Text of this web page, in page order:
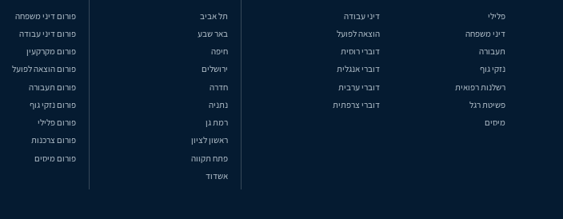
פלילי
דיני עבודה
דיני משפחה
הוצאה לפועל
תעבורה
דוברי רוסית
נזקי גוף
דוברי אנגלית
רשלנות רפואית
דוברי ערבית
פשיטת רגל
דוברי צרפתית
מיסים
תל אביב
באר שבע
חיפה
ירושלים
חדרה
נתניה
רמת גן
ראשון לציון
פתח תקווה
אשדוד
פורום דיני משפחה
פורום דיני עבודה
פורום מקרקעין
פורום הוצאה לפועל
פורום תעבורה
פורום נזקי גוף
פורום פלילי
פורום צרכנות
פורום מיסים